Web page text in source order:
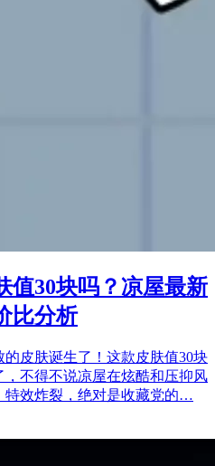
值30块吗？凉屋最新
比分析
的皮肤诞生了！这款皮肤值30块
不得不说凉屋在炫酷和压抑风
特效炸裂，绝对是收藏党的…